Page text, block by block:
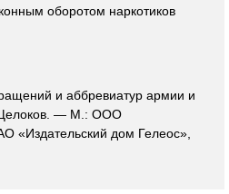
оборотом наркотиков
и аббревиатур армии и
Щелоков. — М.: ООО
«Издательский дом Гелеос»,